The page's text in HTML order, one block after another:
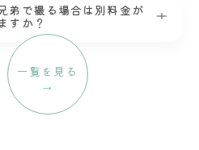
弟で撮る場合は別料金が
すか？
一覧を見る
→